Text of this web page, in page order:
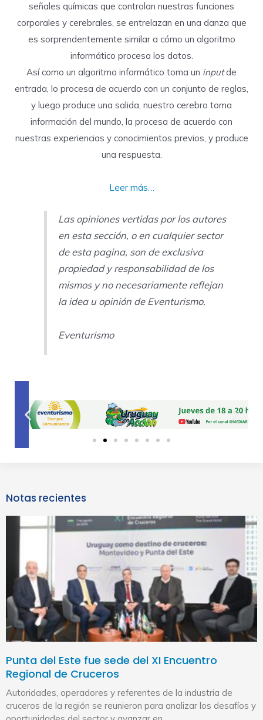
señales químicas que controlan nuestras funciones
corporales y cerebrales, se entrelazan en una danza que
es sorprendentemente similar a cómo un algoritmo
informático procesa los datos.
Así como un algoritmo informático toma un inputde
entrada, lo procesa de acuerdo con un conjunto de reglas,
y luego produce una salida, nuestro cerebro toma
información del mundo, la procesa de acuerdo con
nuestras experiencias y conocimientos previos, y produce
una respuesta.
Leer más…
Las opiniones vertidas por los autores
en esta sección, o en cualquier sector
de esta pagina, son de exclusiva
propiedad y responsabilidad de los
mismos y no necesariamente reflejan
la idea u opinión de Eventurismo.
Eventurismo
Previous
slide
Next
slide
Notas recientes
Punta del Este fue sede del XI Encuentro
Regional de Cruceros
Autoridades, operadores y referentes de la industria de
cruceros de la región se reunieron para analizar los desafíos y